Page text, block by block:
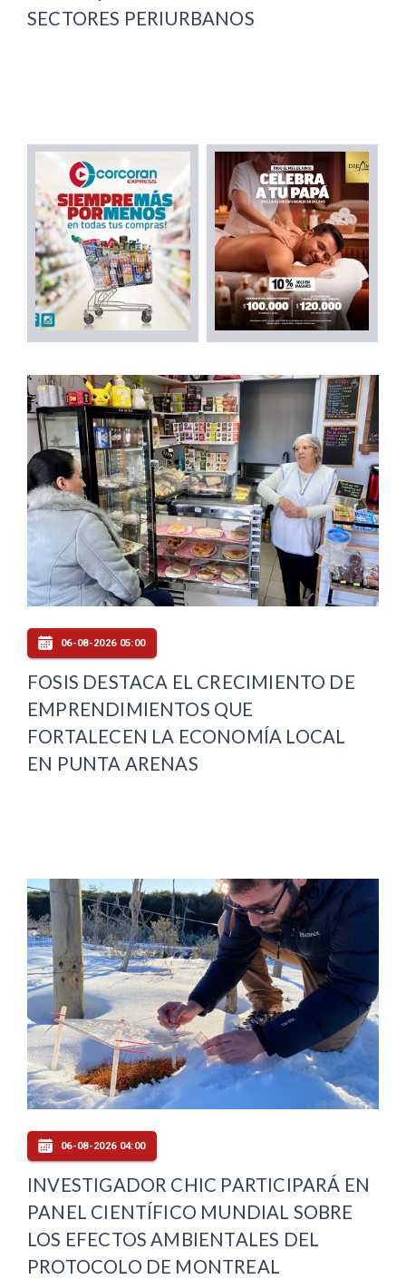
SECTORES PERIURBANOS
06-08-2026 05:00
FOSIS DESTACA EL CRECIMIENTO DE
EMPRENDIMIENTOS QUE
FORTALECEN LA ECONOMÍA LOCAL
EN PUNTA ARENAS
06-08-2026 04:00
INVESTIGADOR CHIC PARTICIPARÁ EN
PANEL CIENTÍFICO MUNDIAL SOBRE
LOS EFECTOS AMBIENTALES DEL
PROTOCOLO DE MONTREAL